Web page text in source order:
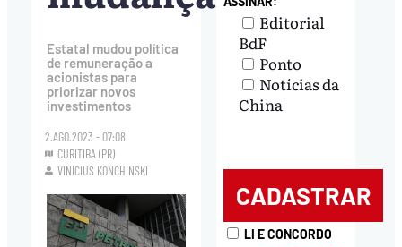
Estatal mudou política
de remuneração a
acionistas para
priorizar novos
investimentos
2.AGO.2023 - 07:08
CURITIBA (PR)
VINICIUS KONCHINSKI
Editorial
BdF
Ponto
Notícias da
China
LI E CONCORDO